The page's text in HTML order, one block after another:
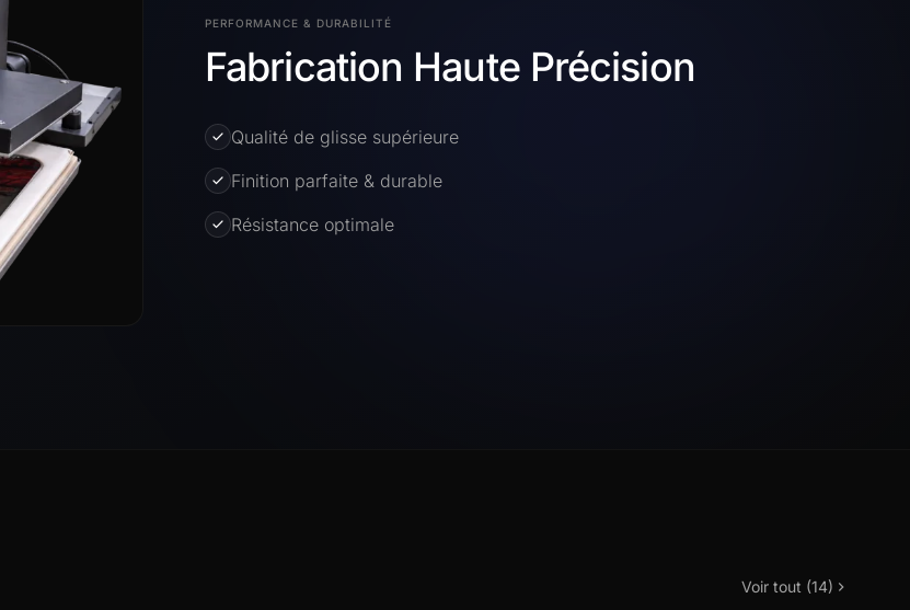
PERFORMANCE & DURABILITÉ
Fabrication Haute Précision
Qualité de glisse supérieure
Finition parfaite & durable
Résistance optimale
Voir tout (14)